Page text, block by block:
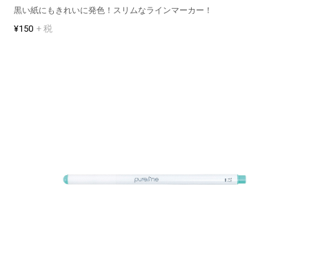
黒い紙にもきれいに発色！スリムなラインマーカー！
¥150 + 税